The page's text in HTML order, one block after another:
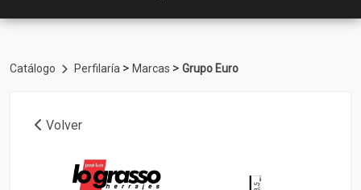
Catálogo Perfilaría > Marcas > Grupo Euro
Volver